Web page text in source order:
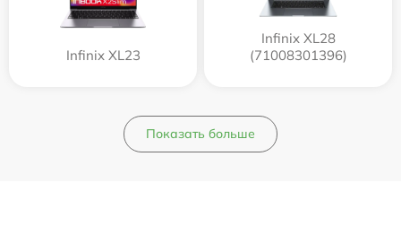
Infinix XL23
Infinix XL28
(71008301396)
Показать больше